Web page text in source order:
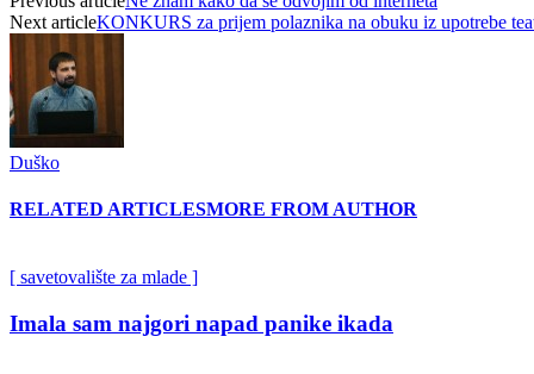
Next articleKONKURS za prijem polaznika na obuku iz upotrebe
Duško
RELATED ARTICLESMORE FROM AUTHOR
[ savetovalište za mlade ]
Imala sam najgori napad panike ikada